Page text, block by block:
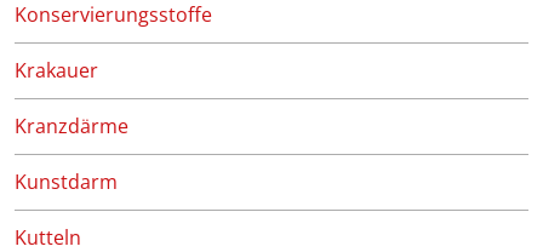
Konservierungsstoffe
Krakauer
Kranzdärme
Kunstdarm
Kutteln